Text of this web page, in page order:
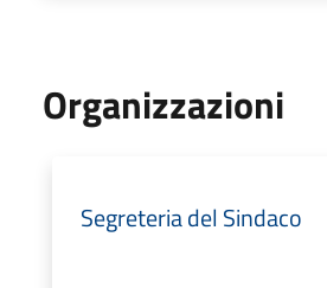
Organizzazioni
Segreteria del Sindaco